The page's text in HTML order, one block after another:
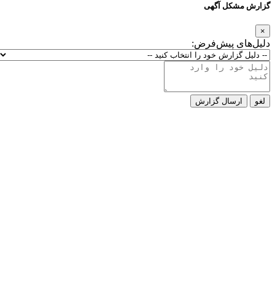
گزارش مشکل آگهی
×
دلیل‌های پیش‌فرض:
لغو ارسال گزارش